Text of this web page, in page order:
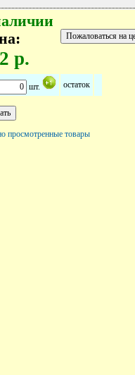
р.
шт. остаток
просмотренные товары